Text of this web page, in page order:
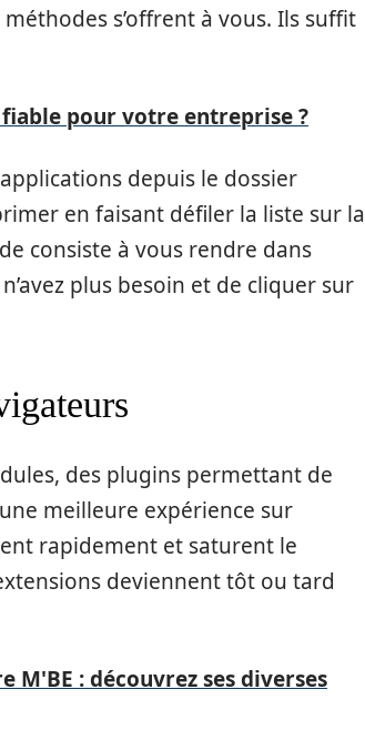
s’offrent à vous. Ils suffit
pour votre entreprise ?
depuis le dossier
en faisant défiler la liste sur la
consiste à vous rendre dans
plus besoin et de cliquer sur
des plugins permettant de
meilleure expérience sur
rapidement et saturent le
deviennent tôt ou tard
: découvrez ses diverses